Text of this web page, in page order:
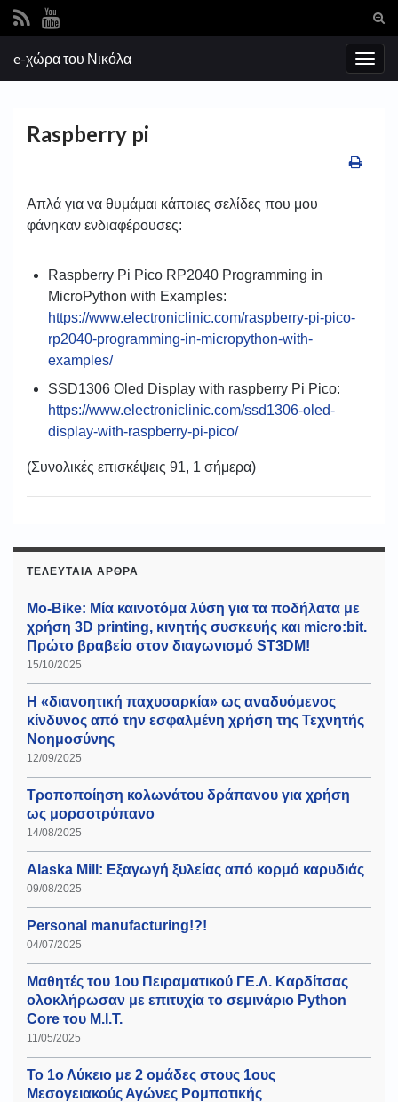
Search for:
e-χώρα του Νικόλα
Raspberry pi
Απλά για να θυμάμαι κάποιες σελίδες που μου
φάνηκαν ενδιαφέρουσες:
Raspberry Pi Pico RP2040 Programming in
MicroPython with Examples:
https://www.electroniclinic.com/raspberry-pi-pico-
rp2040-programming-in-micropython-with-
examples/
SSD1306 Oled Display with raspberry Pi Pico:
https://www.electroniclinic.com/ssd1306-oled-
display-with-raspberry-pi-pico/
(Συνολικές επισκέψεις 91, 1 σήμερα)
ΤΕΛΕΥΤΑΊΑ ΆΡΘΡΑ
Mo-Bike: Μία καινοτόμα λύση για τα ποδήλατα με
χρήση 3D printing, κινητής συσκευής και micro:bit.
Πρώτο βραβείο στον διαγωνισμό ST3DM!
15/10/2025
Η «διανοητική παχυσαρκία» ως αναδυόμενος
κίνδυνος από την εσφαλμένη χρήση της Τεχνητής
Νοημοσύνης
12/09/2025
Τροποποίηση κολωνάτου δράπανου για χρήση
ως μορσοτρύπανο
14/08/2025
Alaska Mill: Εξαγωγή ξυλείας από κορμό καρυδιάς
09/08/2025
Personal manufacturing!?!
04/07/2025
Μαθητές του 1ου Πειραματικού ΓΕ.Λ. Καρδίτσας
ολοκλήρωσαν με επιτυχία το σεμινάριο Python
Core του Μ.Ι.Τ.
11/05/2025
Το 1ο Λύκειο με 2 ομάδες στους 1ους
Μεσογειακούς Αγώνες Ρομποτικής